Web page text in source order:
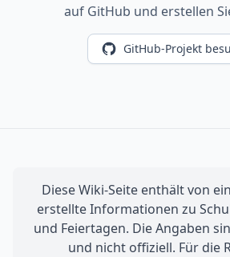
auf GitHub und erstellen
GitHub-Projekt
Diese Wiki-Seite enthält von
erstellte Informationen zu
und Feiertagen. Die Angaben
und nicht offiziell. Für die